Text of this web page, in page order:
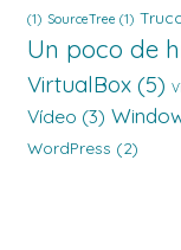
(1) SourceTree (1)
Un poco de
VirtualBox(5)
Vídeo (3)
WordPress (2)